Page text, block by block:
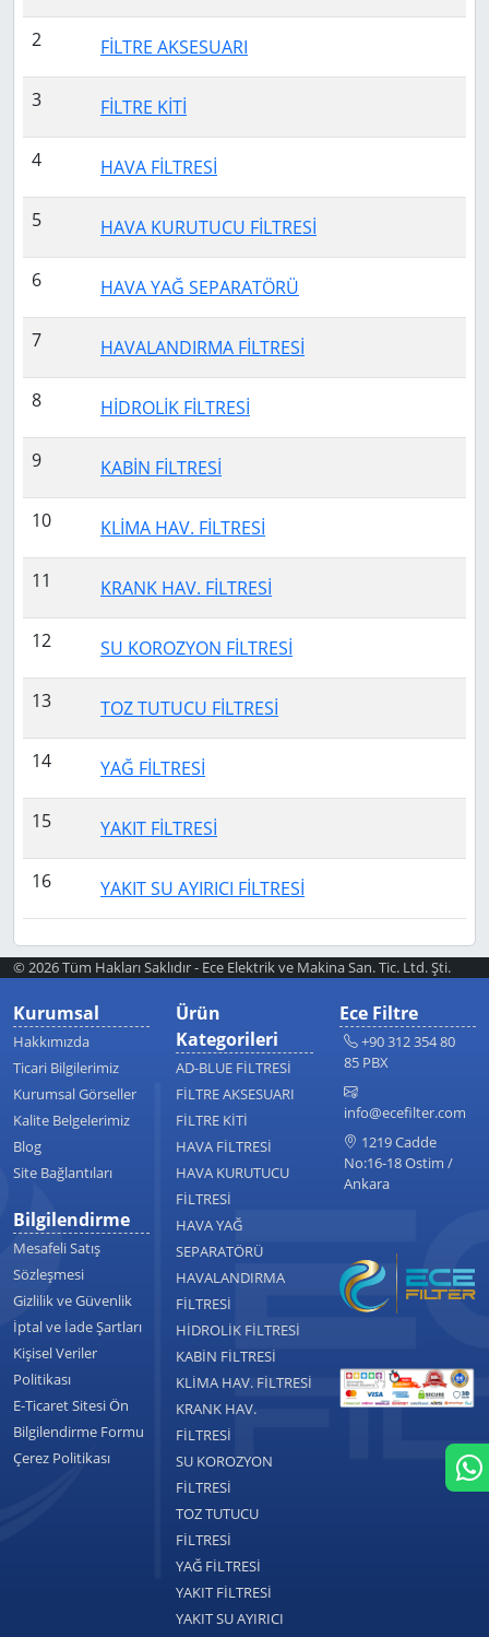
2 FİLTRE AKSESUARI
3 FİLTRE KİTİ
4 HAVA FİLTRESİ
5 HAVA KURUTUCU FİLTRESİ
6 HAVA YAĞ SEPARATÖRÜ
7 HAVALANDIRMA FİLTRESİ
8 HİDROLİK FİLTRESİ
9 KABİN FİLTRESİ
10 KLİMA HAV. FİLTRESİ
11 KRANK HAV. FİLTRESİ
12 SU KOROZYON FİLTRESİ
13 TOZ TUTUCU FİLTRESİ
14 YAĞ FİLTRESİ
15 YAKIT FİLTRESİ
16 YAKIT SU AYIRICI FİLTRESİ
© 2026 Tüm Hakları Saklıdır - Ece Elektrik ve Makina San. Tic. Ltd. Şti.
Kurumsal
Hakkımızda
Ticari Bilgilerimiz
Kurumsal Görseller
Kalite Belgelerimiz
Blog
Site Bağlantıları
Bilgilendirme
Mesafeli Satış
Sözleşmesi
Gizlilik ve Güvenlik
İptal ve İade Şartları
Kişisel Veriler
Politikası
E-Ticaret Sitesi Ön
Bilgilendirme Formu
Çerez Politikası
Ürün
Kategorileri
AD-BLUE FİLTRESİ
FİLTRE AKSESUARI
FİLTRE KİTİ
HAVA FİLTRESİ
HAVA KURUTUCU
FİLTRESİ
HAVA YAĞ
SEPARATÖRÜ
HAVALANDIRMA
FİLTRESİ
HİDROLİK FİLTRESİ
KABİN FİLTRESİ
KLİMA HAV. FİLTRESİ
KRANK HAV.
FİLTRESİ
SU KOROZYON
FİLTRESİ
TOZ TUTUCU
FİLTRESİ
YAĞ FİLTRESİ
YAKIT FİLTRESİ
YAKIT SU AYIRICI
Ece Filtre
+90 312 354 80
85 PBX
info@ecefilter.com
1219 Cadde
No:16-18 Ostim /
Ankara